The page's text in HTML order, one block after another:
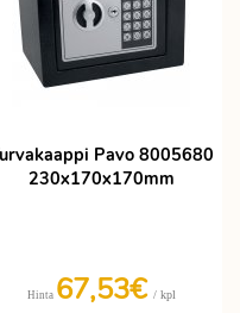
Pavo 8005680
230x170x170mm
Hinta 67,53€ / kpl